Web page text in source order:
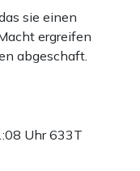
sie einen
ergreifen
abgeschaft.
Uhr633T